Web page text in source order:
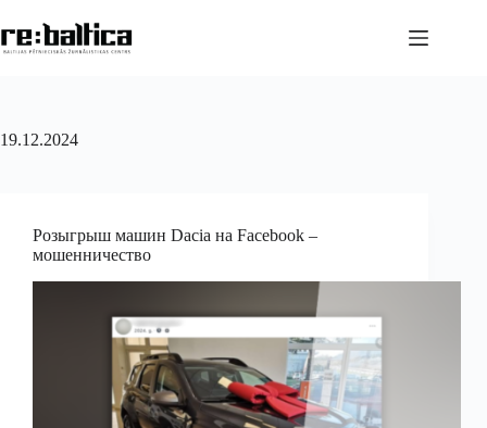
к
сути
19.12.2024
Розыгрыш машин Dacia на Facebook –
мошенничество